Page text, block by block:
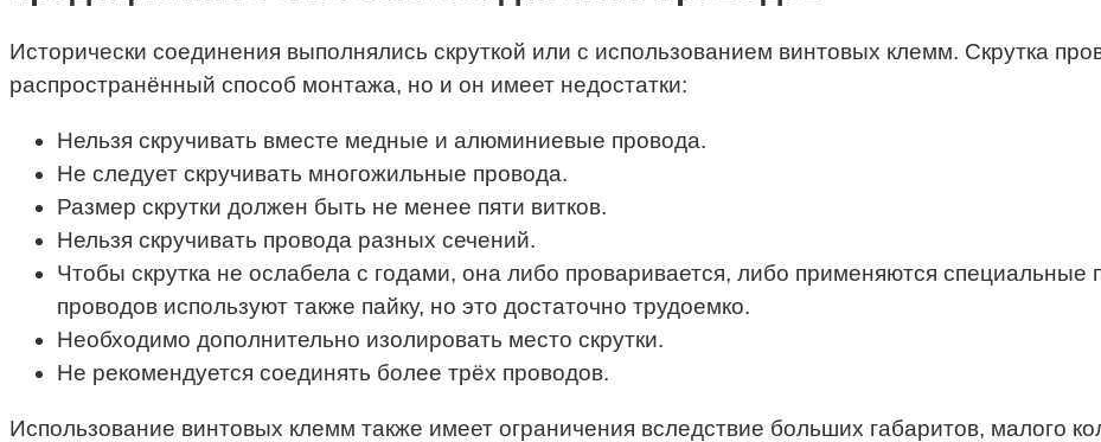
Исторически соединения выполнялись скруткой или с использованием винтовых клемм. Скрутка
распространённый способ монтажа, но и он имеет недостатки:
Нельзя скручивать вместе медные и алюминиевые провода.
Не следует скручивать многожильные провода.
Размер скрутки должен быть не менее пяти витков.
Нельзя скручивать провода разных сечений.
Чтобы скрутка не ослабела с годами, она либо проваривается, либо применяются
проводов используют также пайку, но это достаточно трудоемко.
Необходимо дополнительно изолировать место скрутки.
Не рекомендуется соединять более трёх проводов.
Использование винтовых клемм также имеет ограничения вследствие больших габаритов, малого